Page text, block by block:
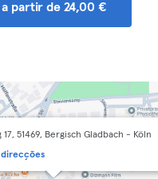
partir de 24,00 €
17, 51469, Bergisch Gladbach - Köln